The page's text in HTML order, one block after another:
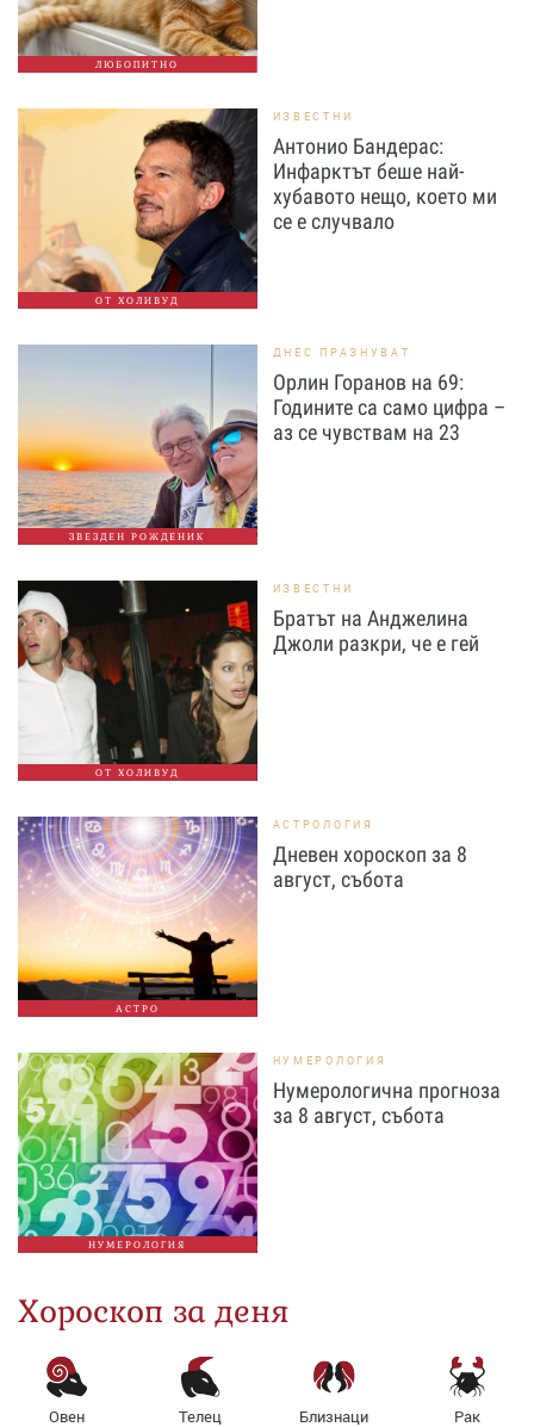
ЛЮБОПИТНО
ОТ ХОЛИВУД
ИЗВЕСТНИ
Антонио Бандерас:
Инфарктът беше най-
хубавото нещо, което ми
се е случвало
ЗВЕЗДЕН РОЖДЕНИК
ДНЕС ПРАЗНУВАТ
Орлин Горанов на 69:
Годините са само цифра –
аз се чувствам на 23
ОТ ХОЛИВУД
ИЗВЕСТНИ
Братът на Анджелина
Джоли разкри, че е гей
АСТРО
АСТРОЛОГИЯ
Дневен хороскоп за 8
август, събота
НУМЕРОЛОГИЯ
НУМЕРОЛОГИЯ
Нумерологична прогноза
за 8 август, събота
Хороскоп за деня
Овен Телец Близнаци Рак